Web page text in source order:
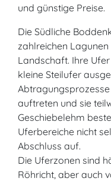
und günstige Preise.
Die Südliche
zahlreichen
Landschaft. Ihre
kleine Steilufer
auftreten und sie
Geschiebelehm
Uferbereiche nicht
Abschluss auf.
Die Uferzonen sind
Röhricht, aber auch